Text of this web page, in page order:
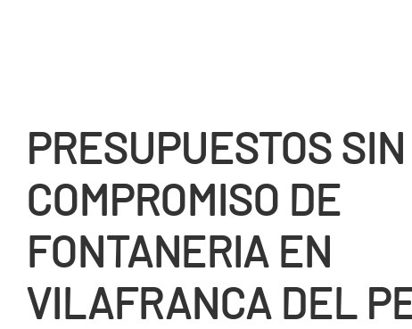
PRESUPUESTOS SIN
COMPROMISO DE
FONTANERIA EN
VILAFRANCA DEL